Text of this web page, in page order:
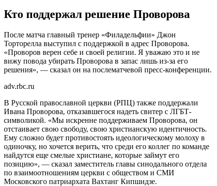
Кто поддержал решение Проворова
После матча главный тренер «Филадельфии» Джон
Торторелла выступил с поддержкой в адрес Проворова.
«Проворов верен себе и своей религии. Я уважаю это и не
вижу повода убирать Проворова в запас лишь из-за его
решения», — сказал он на послематчевой пресс-конференции.
adv.rbc.ru
В Русской православной церкви (РПЦ) также поддержали
Ивана Проворова, отказавшегося надеть свитер с ЛГБТ-
символикой. «Мы искренне поддерживаем Проворова, он
отстаивает свою свободу, свою христианскую идентичность.
Ему сложно будет противостоять идеологическому молоху в
одиночку, но хочется верить, что среди его коллег по команде
найдутся еще смелые христиане, которые займут его
позицию», — сказал заместитель главы синодального отдела
по взаимоотношениям церкви с обществом и СМИ
Московского патриархата Вахтанг Кипшидзе.